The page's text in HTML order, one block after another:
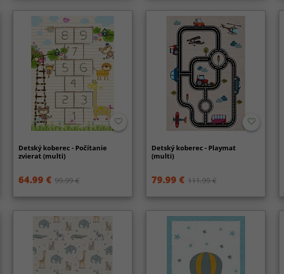
Detský koberec - Počítanie
zvierat (multi)
64.99 € 99.99 €
Detský koberec - Playmat
(multi)
79.99 € 111.99 €